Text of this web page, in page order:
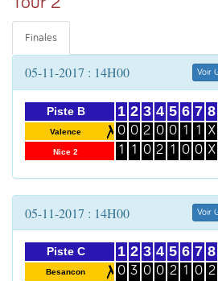
Finales
05-11-2017 : 14H00 Voir
Piste B
Valence
Nice 2
1
0
1
2
0
1
3
2
0
4
0
2
5
0
1
6
1
0
7
1
0
8
X
X
05-11-2017 : 14H00 Voir
Piste C
Besancon
1
0
2
3
3
0
4
0
5
2
6
1
7
0
8
2